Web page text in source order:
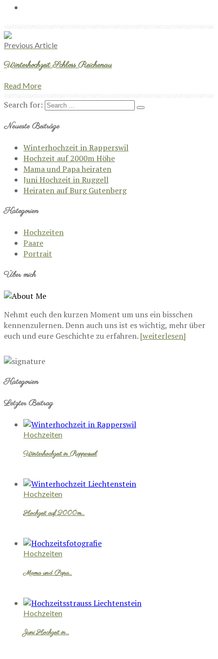
Previous Article
Winterhochzeit Schloss Reichenau
Read More
Search for:
Neueste Beiträge
Winterhochzeit in Rapperswil
Hochzeit auf 2000m Höhe
Mama und Papa heiraten
Juni Hochzeit in Ruggell
Heiraten auf Burg Gutenberg
Kategorien
Hochzeiten
Paare
Portrait
Über mich
Nehmt euch den kurzen Moment um uns ein bisschen
kennenzulernen. Denn auch uns ist es wichtig, mehr über
euch und eure Geschichte zu erfahren. [weiterlesen]
Kategorien
Letzter Beitrag
Hochzeiten
Winterhochzeit in Rapperswil
Hochzeiten
Hochzeit auf 2000m…
Hochzeiten
Mama und Papa…
Hochzeiten
Juni Hochzeit in…